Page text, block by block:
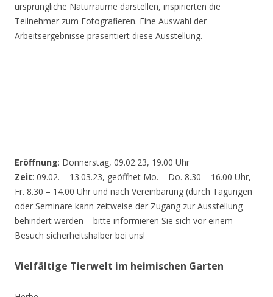
ursprüngliche Naturräume darstellen, inspirierten die
Teilnehmer zum Fotografieren. Eine Auswahl der
Arbeitsergebnisse präsentiert diese Ausstellung.
Eröffnung: Donnerstag, 09.02.23, 19.00 Uhr
Zeit: 09.02. – 13.03.23, geöffnet Mo. – Do. 8.30 – 16.00 Uhr,
Fr. 8.30 – 14.00 Uhr und nach Vereinbarung (durch Tagungen
oder Seminare kann zeitweise der Zugang zur Ausstellung
behindert werden – bitte informieren Sie sich vor einem
Besuch sicherheitshalber bei uns!
Vielfältige Tierwelt im heimischen Garten